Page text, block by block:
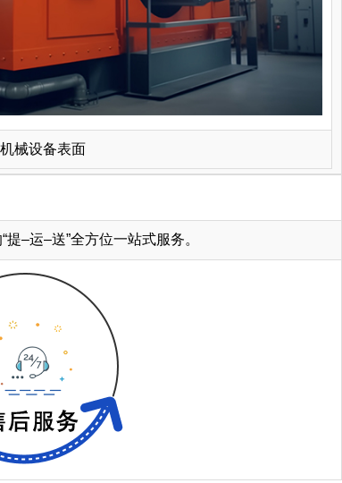
机械设备表面
–运–送”全方位一站式服务。